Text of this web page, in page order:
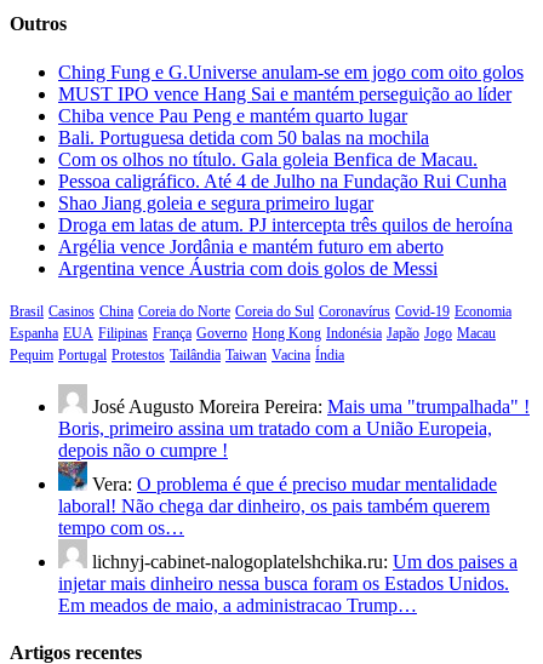
Outros
Ching Fung e G.Universe anulam-se em jogo com oito golos
MUST IPO vence Hang Sai e mantém perseguição ao líder
Chiba vence Pau Peng e mantém quarto lugar
Bali. Portuguesa detida com 50 balas na mochila
Com os olhos no título. Gala goleia Benfica de Macau.
Pessoa caligráfico. Até 4 de Julho na Fundação Rui Cunha
Shao Jiang goleia e segura primeiro lugar
Droga em latas de atum. PJ intercepta três quilos de heroína
Argélia vence Jordânia e mantém futuro em aberto
Argentina vence Áustria com dois golos de Messi
Brasil Casinos China Coreia do Norte Coreia do Sul Coronavírus Covid-19 Economia
Espanha EUA Filipinas França Governo Hong Kong Indonésia Japão Jogo Macau
Pequim Portugal Protestos Tailândia Taiwan Vacina Índia
José Augusto Moreira Pereira: Mais uma "trumpalhada" !
Boris, primeiro assina um tratado com a União Europeia,
depois não o cumpre !
Vera: O problema é que é preciso mudar mentalidade
laboral! Não chega dar dinheiro, os pais também querem
tempo com os…
lichnyj-cabinet-nalogoplatelshchika.ru: Um dos paises a
injetar mais dinheiro nessa busca foram os Estados Unidos.
Em meados de maio, a administracao Trump…
Artigos recentes